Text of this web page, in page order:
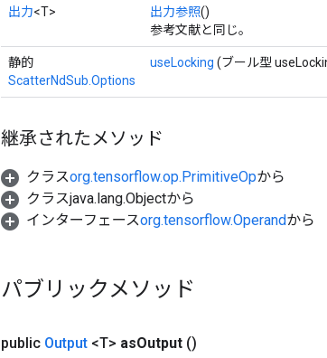
出力<T> 出力参照()
参考文献と同じ。
静的
ScatterNdSub.Options
useLocking (ブール型
継承されたメソッド
クラスorg.tensorflow.op.PrimitiveOpから
クラスjava.lang.Objectから
インターフェースorg.tensorflow.Operandから
パブリックメソッド
public Output <T> asOutput ()